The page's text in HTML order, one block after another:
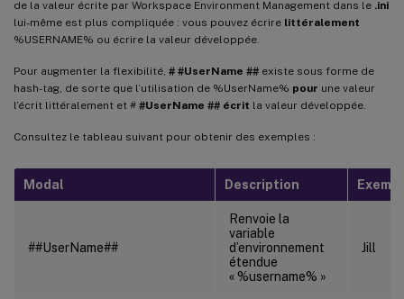
de la valeur écrite par Workspace Environment Management dans le .ini
lui-même est plus compliquée : vous pouvez écrire littéralement
%USERNAME% ou écrire la valeur développée.
Pour augmenter la flexibilité, # #UserName ## existe sous forme de
hash-tag, de sorte que l’utilisation de %UserName% pour une valeur
l’écrit littéralement et # #UserName ## écrit la valeur développée.
Consultez le tableau suivant pour obtenir des exemples :
Modal Description
##UserName##
Renvoie la
variable
d’environnement
étendue
« %username% »
Jill